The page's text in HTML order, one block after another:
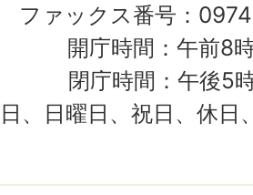
ファックス番号：
開庁時間：午前8
閉庁時間：午後5
日、日曜日、祝日、休